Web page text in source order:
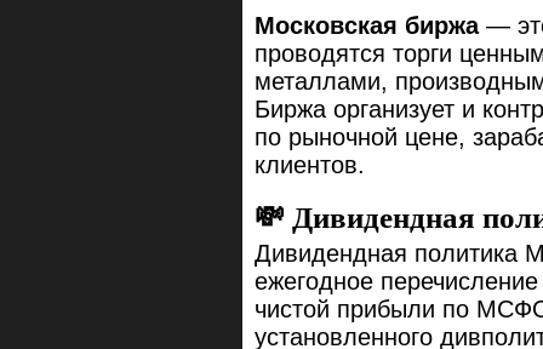
Московская биржа—
проводятся торги
металлами,
Биржа организует и
по рыночной цене,
клиентов.
💸 Дивидендная
Дивидендная политика
ежегодное
чистой прибыли по
установленного